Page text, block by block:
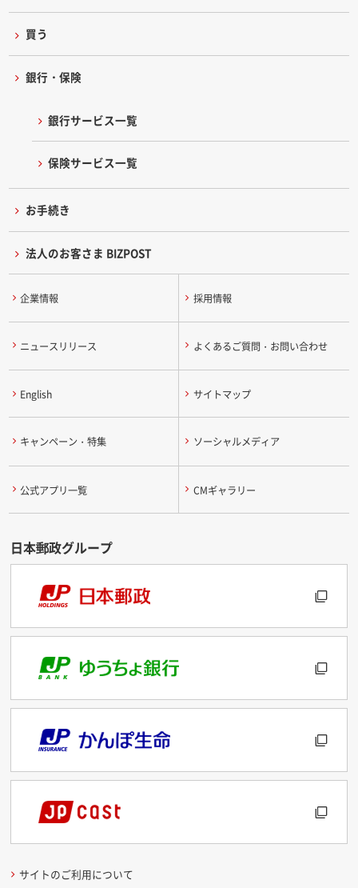
買う
銀行・保険
銀行サービス一覧
保険サービス一覧
お手続き
法人のお客さま BIZPOST
企業情報 採用情報
ニュースリリース よくあるご質問・お問い合わせ
English サイトマップ
キャンペーン・特集 ソーシャルメディア
公式アプリ一覧 CMギャラリー
サイトのご利用について